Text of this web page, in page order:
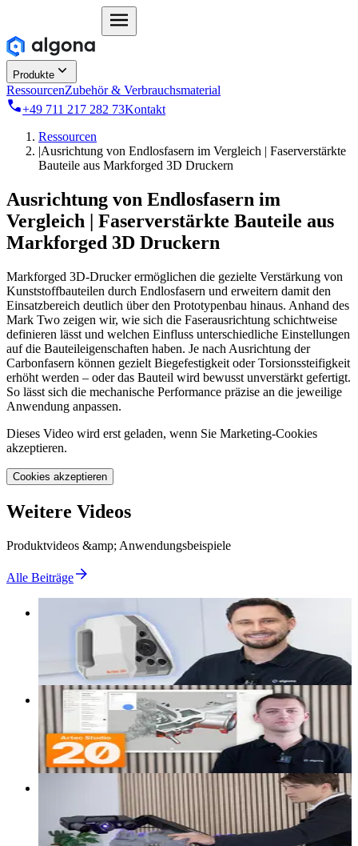
Produkte
RessourcenZubehör & Verbrauchsmaterial
+49 711 217 282 73Kontakt
Ressourcen
|Ausrichtung von Endlosfasern im Vergleich | Faserverstärkte
Bauteile aus Markforged 3D Druckern
Ausrichtung von Endlosfasern im
Vergleich | Faserverstärkte Bauteile aus
Markforged 3D Druckern
Markforged 3D-Drucker ermöglichen die gezielte Verstärkung von
Kunststoffbauteilen durch Endlosfasern und erweitern damit den
Einsatzbereich deutlich über den Prototypenbau hinaus. Anhand des
Mark Two zeigen wir, wie sich die Faserausrichtung schichtweise
definieren lässt und welchen Einfluss unterschiedliche Einstellungen
auf die Bauteileigenschaften haben. Je nach Ausrichtung der
Carbonfasern können gezielt Biegefestigkeit oder Torsionssteifigkeit
erhöht werden – oder das Bauteil wird bewusst unverstärkt gefertigt.
So lässt sich die mechanische Performance präzise an die jeweilige
Anwendung anpassen.
Dieses Video wird erst geladen, wenn Sie Marketing-Cookies
akzeptieren.
Cookies akzeptieren
Weitere Videos
Produktvideos &amp; Anwendungsbeispiele
Alle Beiträge
Artec Spider 2 3D Scanner | Erster Eindruck
[Review]
Video
Artec Studio 20: Das sind die neuen
Funktionen
Der erste Eindruck vom ZEISS ScanPort |
Automatisierungslösung für 3D Scanner